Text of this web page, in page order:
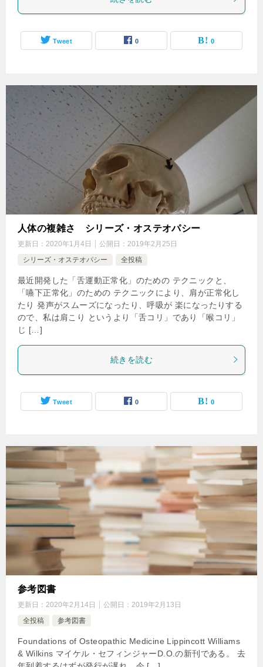
Tweet 0 0
人体の複雑さ シリーズ・オステオパシー
更新日： 2020年1月4日 公開日： 2019年2月25日
シリーズ・オステオパシー
全投稿
最近開発した「舌運動正常化」のための テクニックと、
「嚥下正常化」のための テクニックにより、肩が正常化し
たり 発声がスムーズになったり、呼吸が 楽になったりする
ので、私は肩こり というより「舌コリ」であり「喉コリ」
じ […]
続きを読む
Tweet 0 0
参考図書
更新日： 2020年2月14日 公開日： 2019年2月13日
全投稿
参考図書
Foundations of Osteopathic Medicine Lippincott Williams
& Wilkins マイケル・セフィンジャーD.O.の新刊である。 去